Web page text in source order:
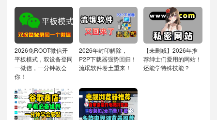
2026免ROOT微信开
平板模式，双设备登同
一微信，一分钟教会
你！
2026年封印解除，
P2P下载器强势回归！
流氓软件卷土重来！
【未删减】2026年推
荐绅士们爱用的网站！
还能学特殊技能？